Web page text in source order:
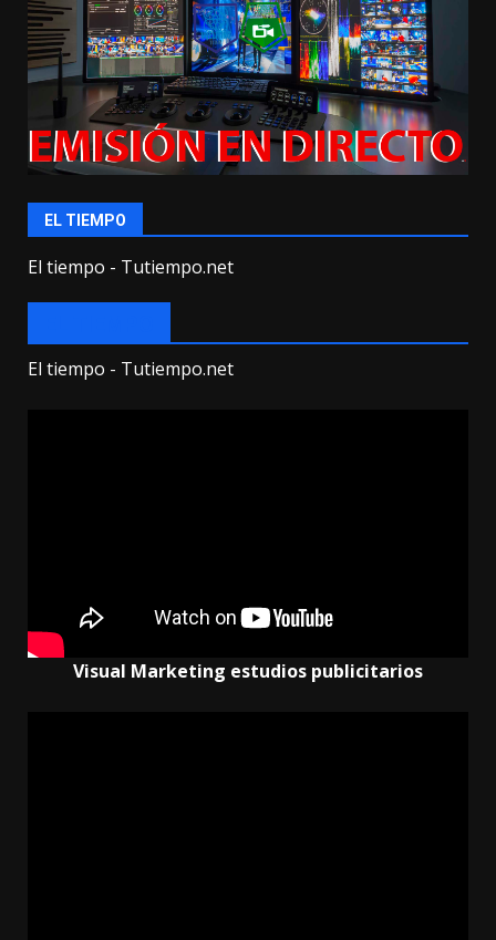
EL TIEMPO
El tiempo - Tutiempo.net
El tiempo - Tutiempo.net
Visual Marketing estudios publicitarios